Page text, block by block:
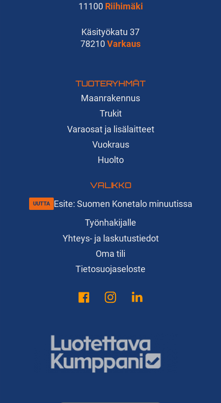
TUOTERYHMÄT
Maanrakennus
Trukit
Varaosat ja lisälaitteet
Vuokraus
Huolto
VALIKKO
Esite: Suomen Konetalo minuutissa
Työnhakijalle
Yhteys- ja laskutustiedot
Oma tili
Tietosuojaseloste
11100 Riihimäki
Käsityökatu 37
78210 Varkaus